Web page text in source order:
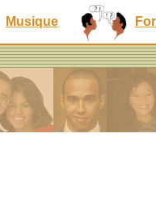
Musique